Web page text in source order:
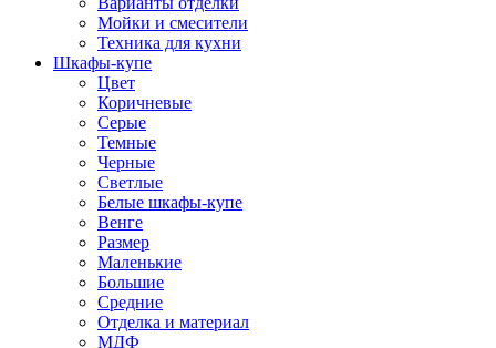
Мойки и смесители
Техника для кухни
Шкафы-купе
Цвет
Коричневые
Серые
Темные
Черные
Светлые
Белые шкафы-купе
Венге
Размер
Маленькие
Большие
Средние
Отделка и материал
МДФ